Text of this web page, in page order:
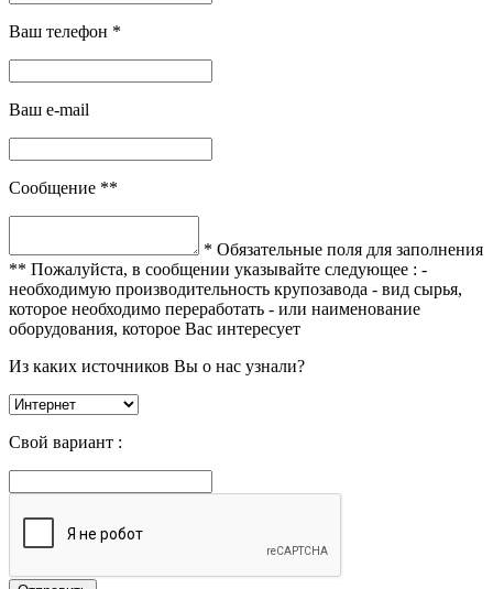
Ваш телефон *
Ваш e-mail
Сообщение **
* Обязательные поля для заполнения
** Пожалуйста, в сообщении указывайте следующее : -
необходимую производительность крупозавода - вид сырья,
которое необходимо переработать - или наименование
оборудования, которое Вас интересует
Из каких источников Вы о нас узнали?
Свой вариант :